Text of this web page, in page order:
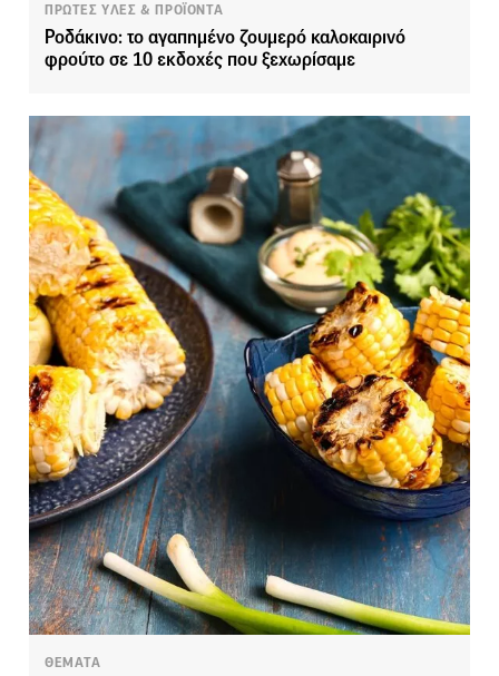
ΠΡΩΤΕΣ ΥΛΕΣ & ΠΡΟΪΟΝΤΑ
Ροδάκινο: το αγαπημένο ζουμερό καλοκαιρινό
φρούτο σε 10 εκδοχές που ξεχωρίσαμε
ΘΕΜΑΤΑ